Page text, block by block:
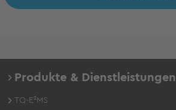
Produkte & Dienstleistungen
TQ-E²MS